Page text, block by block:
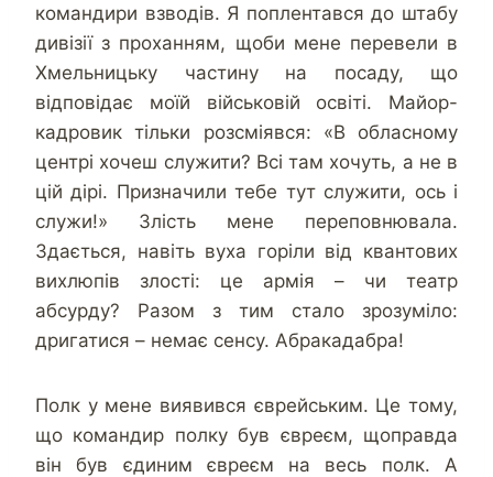
командири взводів. Я поплентався до штабу
дивізії з проханням, щоби мене перевели в
Хмельницьку частину на посаду, що
відповідає моїй військовій освіті. Майор-
кадровик тільки розсміявся: «В обласному
центрі хочеш служити? Всі там хочуть, а не в
цій дірі. Призначили тебе тут служити, ось і
служи!» Злість мене переповнювала.
Здається, навіть вуха горіли від квантових
вихлюпів злості: це армія – чи театр
абсурду? Разом з тим стало зрозуміло:
дригатися – немає сенсу. Абракадабра!
Полк у мене виявився єврейським. Це тому,
що командир полку був євреєм, щоправда
він був єдиним євреєм на весь полк. А